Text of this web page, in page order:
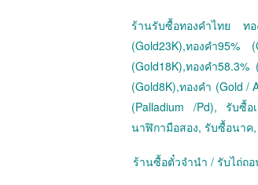
ร้านรับซื้อทองคำไทย ท
(Gold23K),ทองคำ95%
(Gold18K),ทองคำ
(Gold8K),ทองคำ (Gold /
(Palladium /Pd), รับซื้อ
นาฬิกามือสอง, รับซื้อนาค
ร้านซื้อตั๋วจำนำ / รับไถ่ถ